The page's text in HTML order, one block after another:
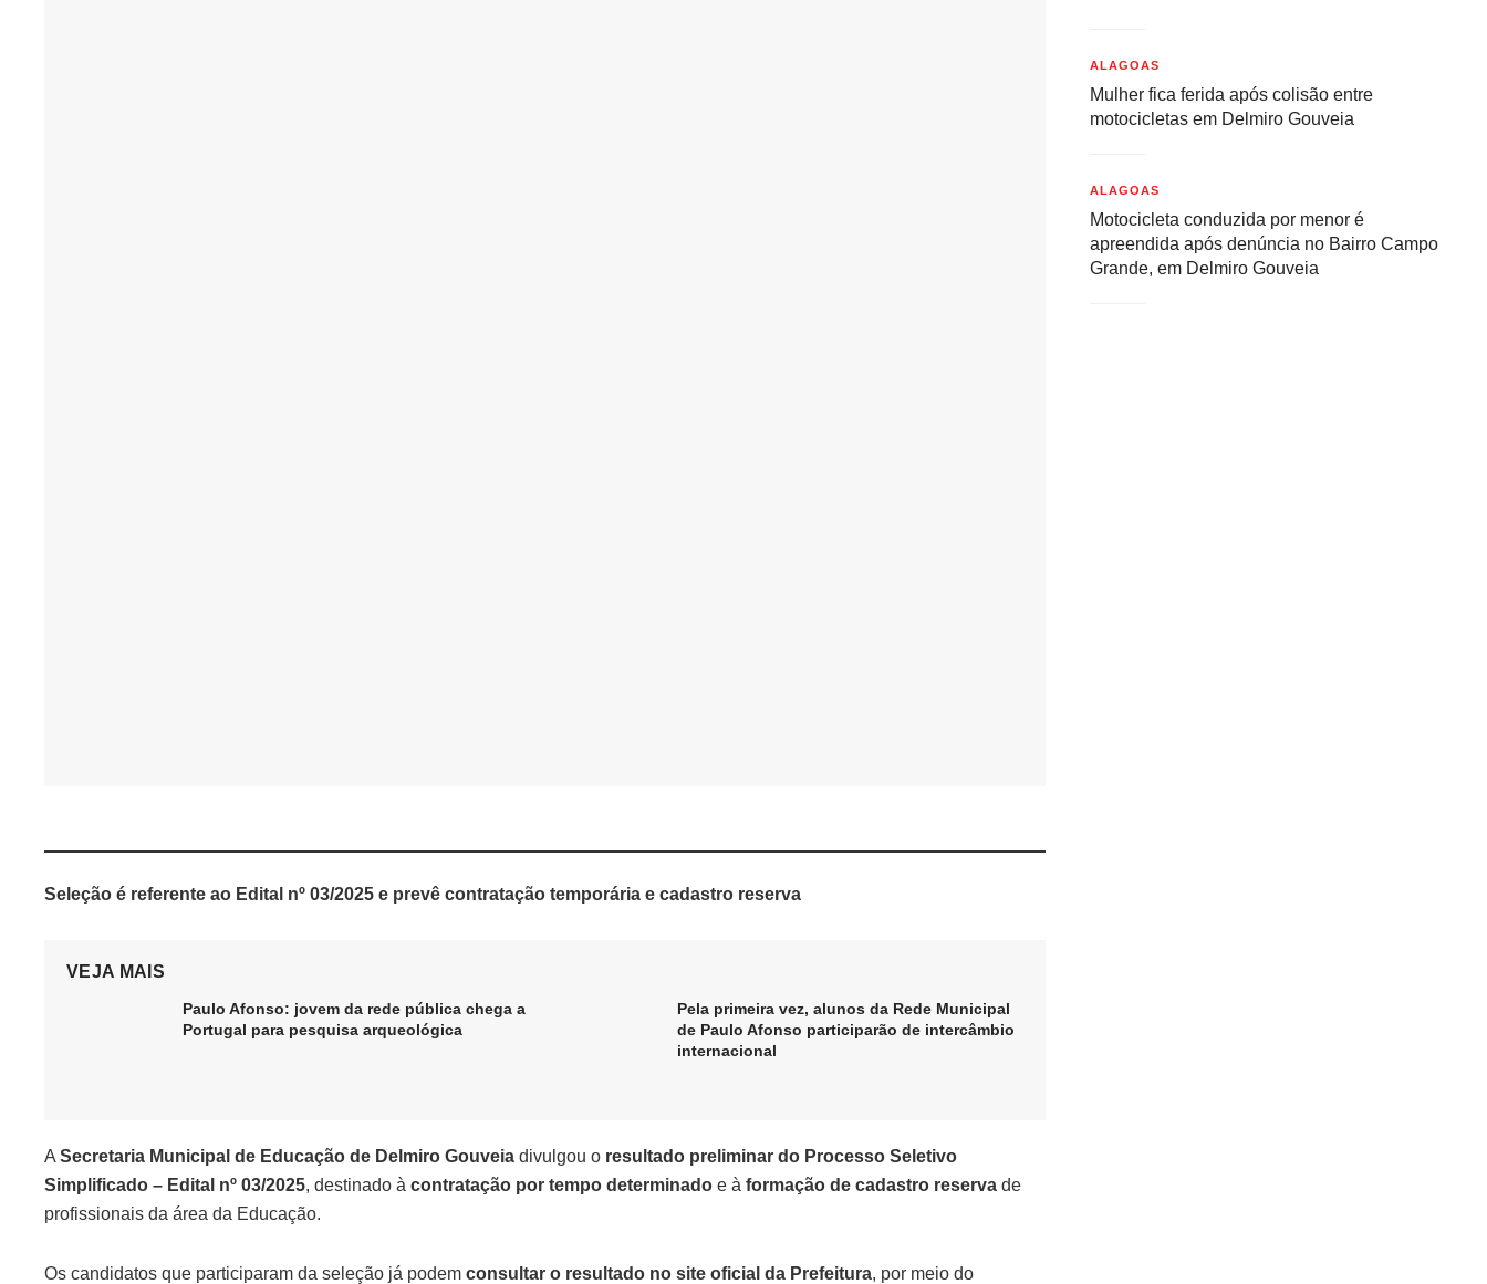
Seleção é referente ao Edital nº 03/2025 e prevê contratação temporária e cadastro reserva
VEJA MAIS
Paulo Afonso: jovem da rede pública chega a
Portugal para pesquisa arqueológica
Pela primeira vez, alunos da Rede Municipal
de Paulo Afonso participarão de intercâmbio
internacional
A Secretaria Municipal de Educação de Delmiro Gouveia divulgou o resultado preliminar do Processo Seletivo
Simplificado – Edital nº 03/2025, destinado à contratação por tempo determinado e à formação de cadastro reserva de
profissionais da área da Educação.
Os candidatos que participaram da seleção já podem consultar o resultado no site oficial da Prefeitura, por meio do
ALAGOAS
Mulher fica ferida após colisão entre
motocicletas em Delmiro Gouveia
ALAGOAS
Motocicleta conduzida por menor é
apreendida após denúncia no Bairro Campo
Grande, em Delmiro Gouveia